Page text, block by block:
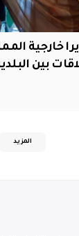
خارجية
بين
المزيد